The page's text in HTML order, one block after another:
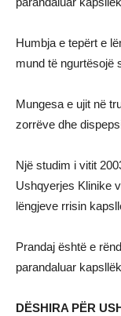
Humbja e tepërt e
mund të ngurtësojë
Mungesa e ujit në
zorrëve dhe
Një studim i vitit
Ushqyerjes Klinike
lëngjeve rrisin
Prandaj është e
parandaluar
DËSHIRA PËR